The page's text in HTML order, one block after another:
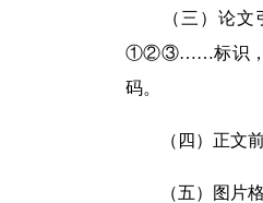
（三）论文引
①②③……标识，依
码。
（四）正文前
（五）图片格